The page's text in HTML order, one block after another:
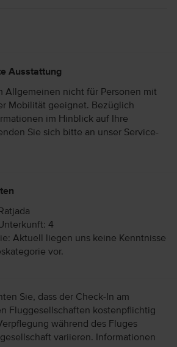
Ausstattung
Allgemeinen nicht für Personen mit
Mobilität geeignet. Bezüglich
im Hinblick auf Ihre
Sie sich bitte an unser Service-
4
Aktuell liegen uns keine Kenntnisse
vor.
Sie, dass der Check-In am
Fluggesellschaften kostenpflichtig
während des Fluges
variieren. Informationen